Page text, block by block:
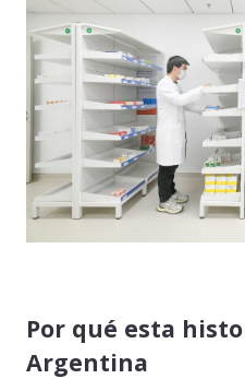
Por qué esta
Argentina